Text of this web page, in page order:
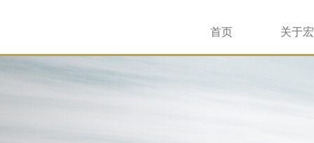
首页 关于